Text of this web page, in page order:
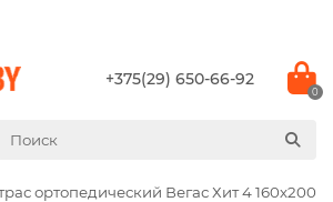
+375(29) 650-66-92
0
ортопедический Вегас Хит 4 160х200